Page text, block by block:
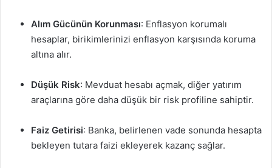
Alım Gücünün Korunması: Enflasyon korumalı
hesaplar, birikimlerinizi enflasyon karşısında koruma
altına alır.
Düşük Risk: Mevduat hesabı açmak, diğer yatırım
araçlarına göre daha düşük bir risk profiline sahiptir.
Faiz Getirisi: Banka, belirlenen vade sonunda hesapta
bekleyen tutara faizi ekleyerek kazanç sağlar.